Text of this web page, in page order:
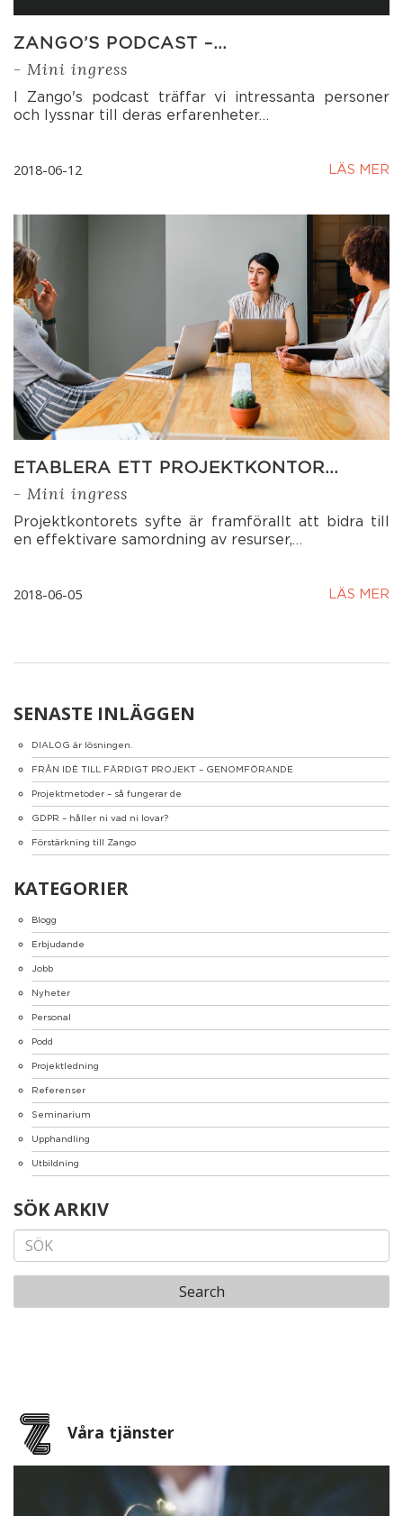
ZANGO’S PODCAST –…
- Mini ingress
I Zango's podcast träffar vi intressanta personer
och lyssnar till deras erfarenheter…
2018-06-12 LÄS MER
ETABLERA ETT PROJEKTKONTOR…
- Mini ingress
Projektkontorets syfte är framförallt att bidra till
en effektivare samordning av resurser,…
2018-06-05 LÄS MER
SENASTE INLÄGGEN
DIALOG är lösningen.
FRÅN IDÈ TILL FÄRDIGT PROJEKT – GENOMFÖRANDE
Projektmetoder – så fungerar de
GDPR – håller ni vad ni lovar?
Förstärkning till Zango
KATEGORIER
Blogg
Erbjudande
Jobb
Nyheter
Personal
Podd
Projektledning
Referenser
Seminarium
Upphandling
Utbildning
SÖK ARKIV
Search
Våra tjänster